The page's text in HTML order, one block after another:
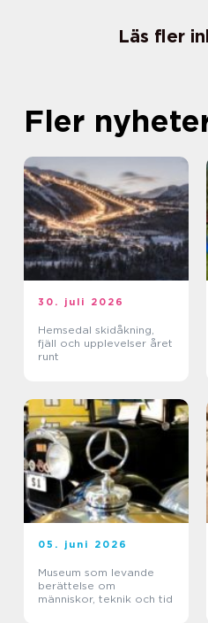
Läs fler
Fler
30. juli 2026
Hemsedal skidåkning,
fjäll och upplevelser året
runt
05. juni 2026
Museum som levande
berättelse om
människor, teknik och tid